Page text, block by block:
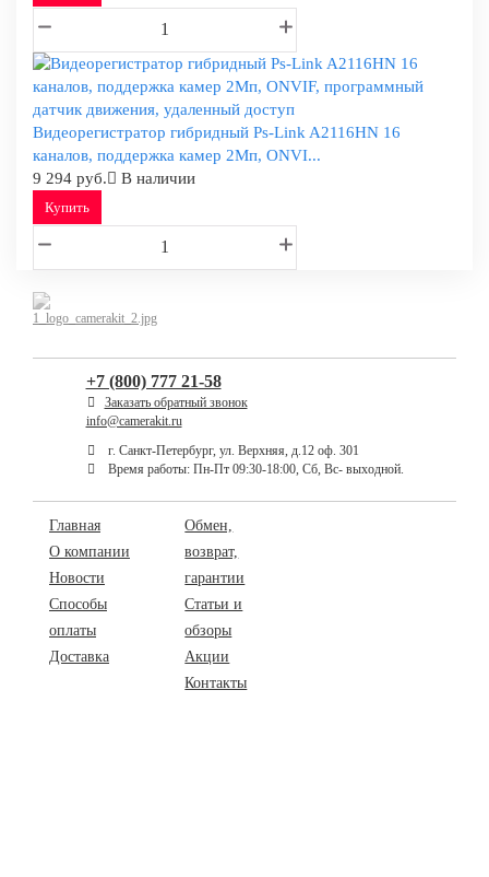
Видеорегистратор гибридный Ps-Link A2116HN 16
каналов, поддержка камер 2Мп, ONVI...
9 294 руб.
В наличии
Купить
+7 (800) 777 21-58
Заказать обратный звонок
info@camerakit.ru
г. Санкт-Петербург, ул. Верхняя, д.12 оф. 301
Время работы: Пн-Пт 09:30-18:00, Сб, Вс- выходной.
Главная
О компании
Новости
Способы
оплаты
Доставка
Обмен,
возврат,
гарантии
Статьи и
обзоры
Акции
Контакты